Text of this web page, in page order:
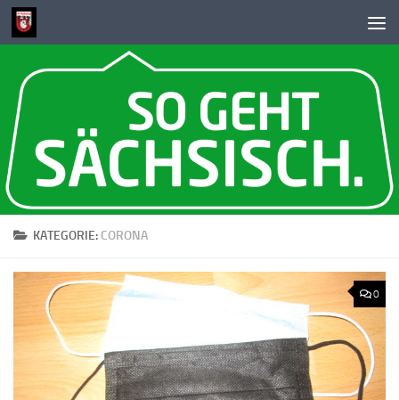
Zum Inhalt springen
KATEGORIE: CORONA
0